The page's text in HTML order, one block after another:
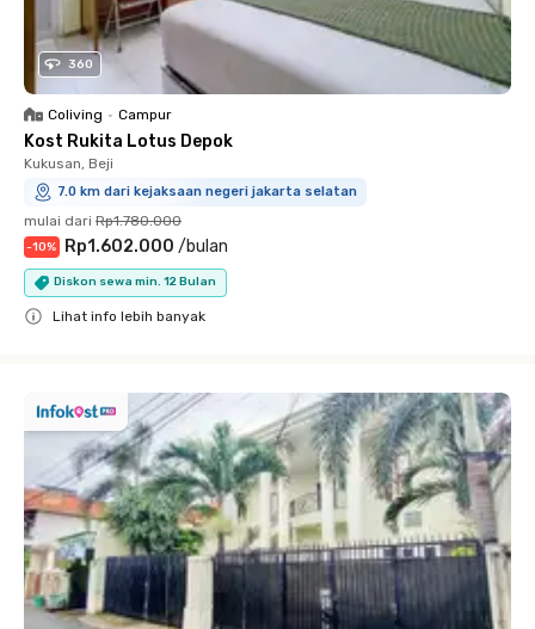
360
Coliving • Campur
Kost Rukita Lotus Depok
Kukusan, Beji
7.0 km dari kejaksaan negeri jakarta selatan
mulai dari Rp1.780.000
-10% Rp1.602.000 /bulan
Diskon sewa min. 12 Bulan
Lihat info lebih banyak